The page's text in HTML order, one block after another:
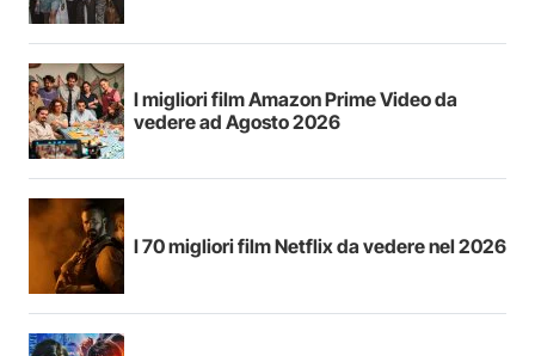
I migliori film Amazon Prime Video da
vedere ad Agosto 2026
I 70 migliori film Netflix da vedere nel 2026